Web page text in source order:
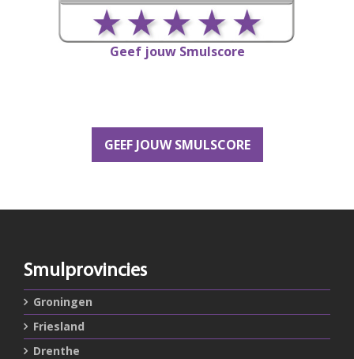
Geef jouw Smulscore
GEEF JOUW SMULSCORE
Smulprovincies
Groningen
Friesland
Drenthe